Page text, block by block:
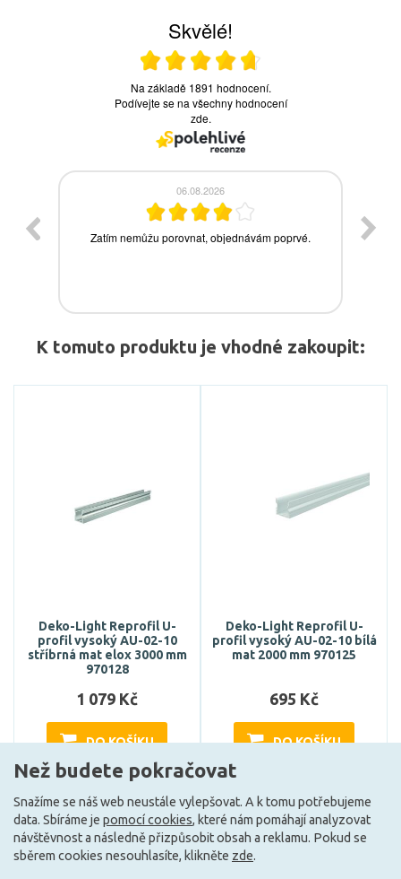
K tomuto produktu je vhodné zakoupit:
Deko-Light Reprofil U-
profil vysoký AU-02-10
stříbrná mat elox 3000 mm
970128
1 079 Kč
DO KOŠÍKU
Může být u Vás 17. 8.
Deko-Light Reprofil U-
profil vysoký AU-02-10 bílá
mat 2000 mm 970125
695 Kč
DO KOŠÍKU
Může být u Vás 17. 8.
Než budete pokračovat
Snažíme se náš web neustále vylepšovat. A k tomu potřebujeme
data. Sbíráme je pomocí cookies, které nám pomáhají analyzovat
návštěvnost a následně přizpůsobit obsah a reklamu. Pokud se
sběrem cookies nesouhlasíte, klikněte zde.